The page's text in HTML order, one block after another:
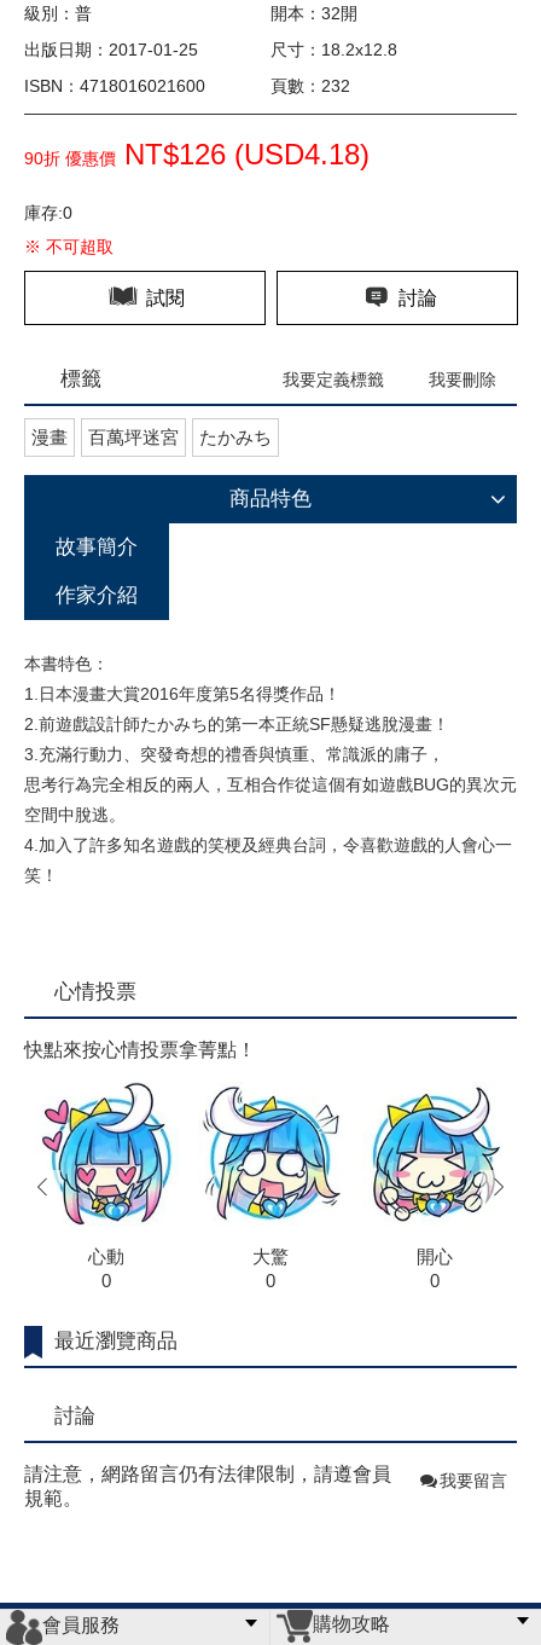
級別：普
開本：32開
出版日期：2017-01-25
尺寸：18.2x12.8
ISBN：4718016021600
頁數：232
90折 優惠價 NT$126 (USD4.18)
庫存:0
※ 不可超取
試閱 討論
標籤 我要定義標籤 我要刪除
漫畫 百萬坪迷宮 たかみち
商品特色
故事簡介
作家介紹
本書特色：
1.日本漫畫大賞2016年度第5名得獎作品！
2.前遊戲設計師たかみち的第一本正統SF懸疑逃脫漫畫！
3.充滿行動力、突發奇想的禮香與慎重、常識派的庸子，
思考行為完全相反的兩人，互相合作從這個有如遊戲BUG的異次元
空間中脫逃。
4.加入了許多知名遊戲的笑梗及經典台詞，令喜歡遊戲的人會心一
笑！
心情投票
快點來按心情投票拿菁點！
心動
0
大驚
0
開心
0
prev next
最近瀏覽商品
討論
請注意，網路留言仍有法律限制，請遵會員
規範。
我要留言
會員服務 購物攻略